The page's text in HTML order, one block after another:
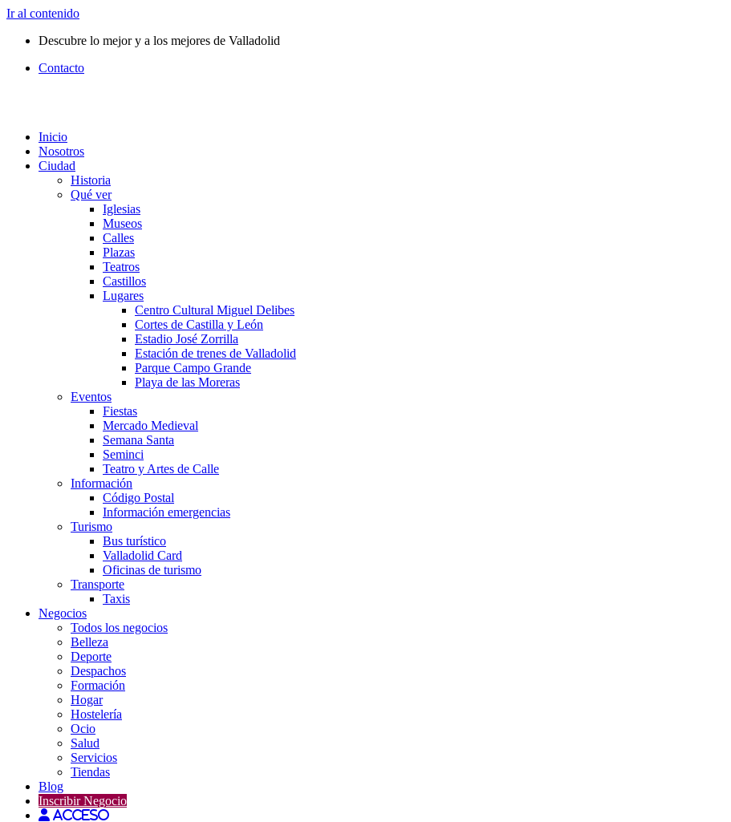
Ir al contenido
Descubre lo mejor y a los mejores de Valladolid
Contacto
Inicio
Nosotros
Ciudad
Historia
Qué ver
Iglesias
Museos
Calles
Plazas
Teatros
Castillos
Lugares
Centro Cultural Miguel Delibes
Cortes de Castilla y León
Estadio José Zorrilla
Estación de trenes de Valladolid
Parque Campo Grande
Playa de las Moreras
Eventos
Fiestas
Mercado Medieval
Semana Santa
Seminci
Teatro y Artes de Calle
Información
Código Postal
Información emergencias
Turismo
Bus turístico
Valladolid Card
Oficinas de turismo
Transporte
Taxis
Negocios
Todos los negocios
Belleza
Deporte
Despachos
Formación
Hogar
Hostelería
Ocio
Salud
Servicios
Tiendas
Blog
Inscribir Negocio
Acceso